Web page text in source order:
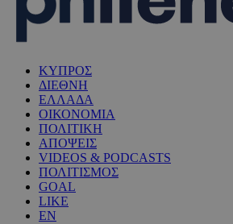
ΚΥΠΡΟΣ
ΔΙΕΘΝΗ
ΕΛΛΑΔΑ
ΟΙΚΟΝΟΜΙΑ
ΠΟΛΙΤΙΚΗ
ΑΠΟΨΕΙΣ
VIDEOS & PODCASTS
ΠΟΛΙΤΙΣΜΟΣ
GOAL
LIKE
EN